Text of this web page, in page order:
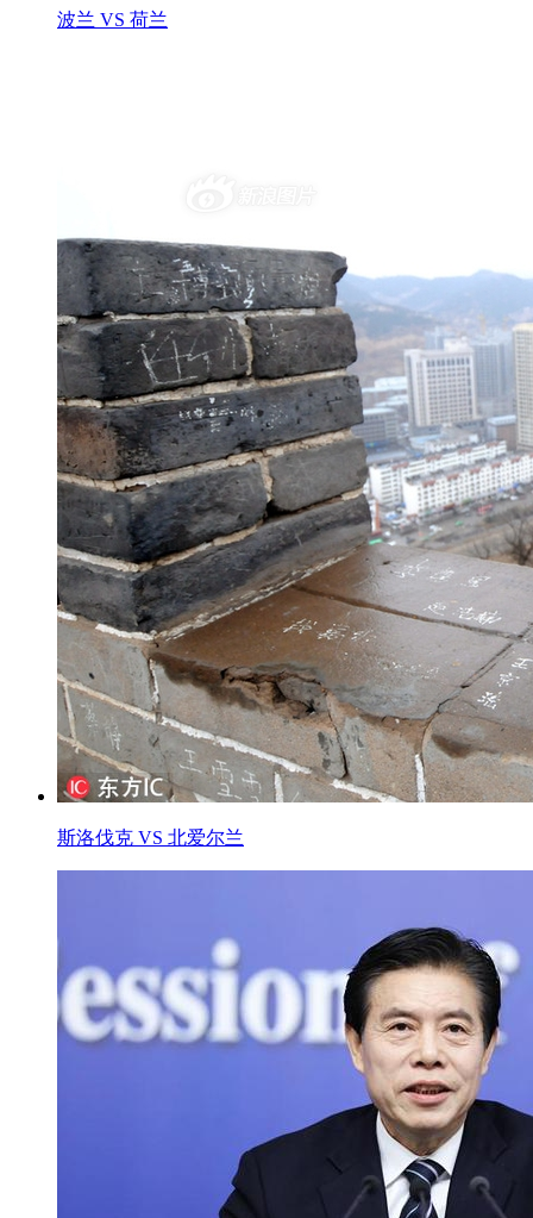
波兰 VS 荷兰
斯洛伐克 VS 北爱尔兰